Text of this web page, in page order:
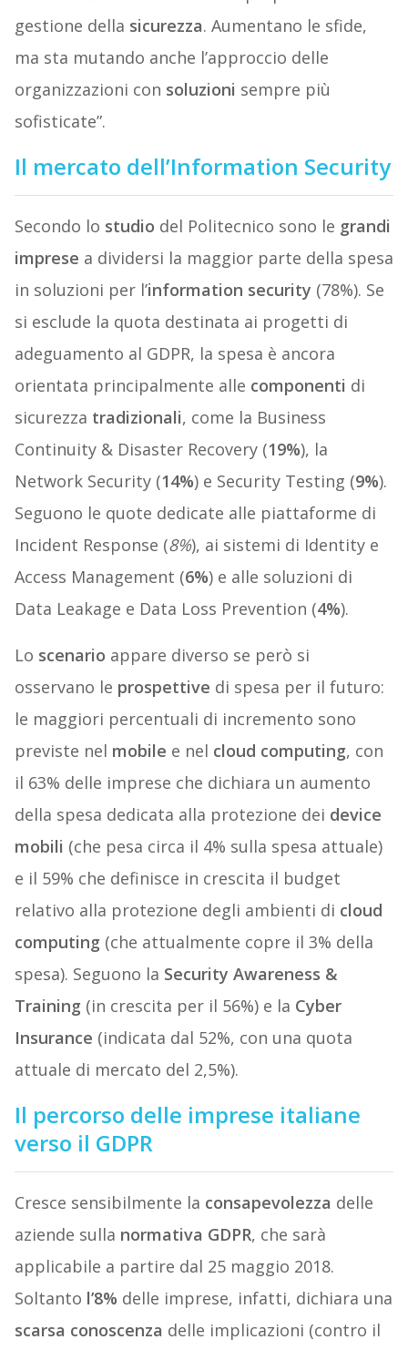
gestione della sicurezza. Aumentano le sfide,
ma sta mutando anche l’approccio delle
organizzazioni con soluzioni sempre più
sofisticate”.
Il mercato dell’Information Security
Secondo lo studio del Politecnico sono le grandi
imprese a dividersi la maggior parte della spesa
in soluzioni per l’information security (78%). Se
si esclude la quota destinata ai progetti di
adeguamento al GDPR, la spesa è ancora
orientata principalmente alle componenti di
sicurezza tradizionali, come la Business
Continuity & Disaster Recovery (19%), la
Network Security (14%) e Security Testing (9%).
Seguono le quote dedicate alle piattaforme di
Incident Response (8%), ai sistemi di Identity e
Access Management (6%) e alle soluzioni di
Data Leakage e Data Loss Prevention (4%).
Lo scenario appare diverso se però si
osservano le prospettive di spesa per il futuro:
le maggiori percentuali di incremento sono
previste nel mobile e nel cloud computing, con
il 63% delle imprese che dichiara un aumento
della spesa dedicata alla protezione dei device
mobili (che pesa circa il 4% sulla spesa attuale)
e il 59% che definisce in crescita il budget
relativo alla protezione degli ambienti di cloud
computing (che attualmente copre il 3% della
spesa). Seguono la Security Awareness &
Training (in crescita per il 56%) e la Cyber
Insurance (indicata dal 52%, con una quota
attuale di mercato del 2,5%).
Il percorso delle imprese italiane
verso il GDPR
Cresce sensibilmente la consapevolezza delle
aziende sulla normativa GDPR, che sarà
applicabile a partire dal 25 maggio 2018.
Soltanto l’8% delle imprese, infatti, dichiara una
scarsa conoscenza delle implicazioni (contro il